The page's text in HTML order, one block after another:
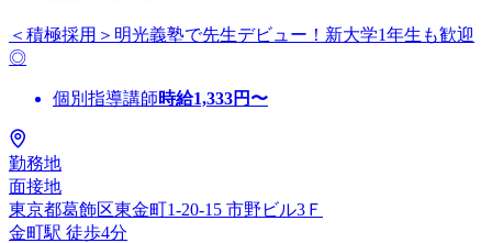
＜積極採用＞明光義塾で先生デビュー！新大学1年生も歓迎
◎
個別指導講師時給1,333円〜
勤務地
面接地
東京都葛飾区東金町1-20-15 市野ビル3Ｆ
金町駅 徒歩4分